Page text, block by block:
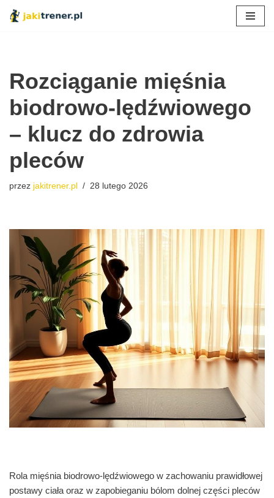
Rozciąganie mięśnia
biodrowo-lędźwiowego
– klucz do zdrowia
pleców
przez jakitrener.pl 28 lutego 2026
Rola mięśnia biodrowo-lędźwiowego w zachowaniu prawidłowej
postawy ciała oraz w zapobieganiu bólom dolnej części pleców